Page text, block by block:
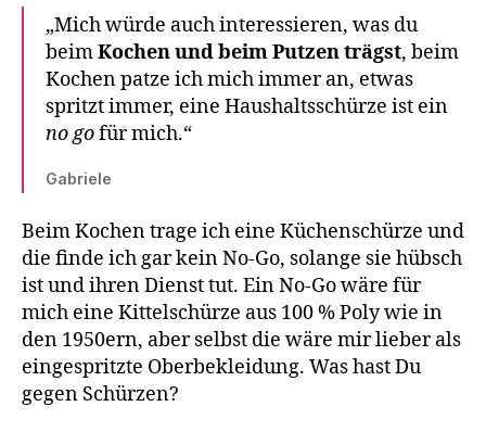
„Mich würde auch interessieren, was du
beimKochen und beim Putzen trägst, beim
Kochen patze ich mich immer an, etwas
spritzt immer, eine Haushaltsschürze ist ein
no gofür mich.“
Gabriele
Beim Kochen trage ich eine Küchenschürze und
die finde ich gar kein No-Go, solange sie hübsch
ist und ihren Dienst tut. Ein No-Go wäre für
mich eine Kittelschürze aus 100 % Poly wie in
den 1950ern, aber selbst die wäre mir lieber als
eingespritzte Oberbekleidung. Was hast Du
gegen Schürzen?